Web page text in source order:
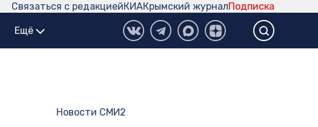
Подписка
Крымский журнал
КИА
Связаться с редакцией
Ещё
Новости СМИ2